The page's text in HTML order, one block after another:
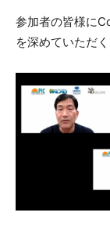
参加者の皆様に
を深めていただ